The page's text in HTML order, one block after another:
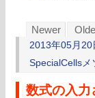
Newer
2013年05月
SpecialCellsメ
数式の入